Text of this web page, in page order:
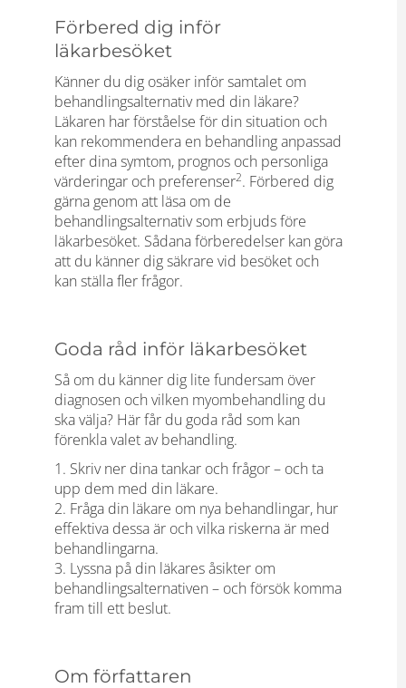
Förbered dig inför
läkarbesöket
Känner du dig osäker inför samtalet om
behandlingsalternativ med din läkare?
Läkaren har förståelse för din situation och
kan rekommendera en behandling anpassad
efter dina symtom, prognos och personliga
värderingar och preferenser2. Förbered dig
gärna genom att läsa om de
behandlingsalternativ som erbjuds före
läkarbesöket. Sådana förberedelser kan göra
att du känner dig säkrare vid besöket och
kan ställa fler frågor.
Goda råd inför läkarbesöket
Så om du känner dig lite fundersam över
diagnosen och vilken myombehandling du
ska välja? Här får du goda råd som kan
förenkla valet av behandling.
1. Skriv ner dina tankar och frågor – och ta
upp dem med din läkare.
2. Fråga din läkare om nya behandlingar, hur
effektiva dessa är och vilka riskerna är med
behandlingarna.
3. Lyssna på din läkares åsikter om
behandlingsalternativen – och försök komma
fram till ett beslut.
Om författaren